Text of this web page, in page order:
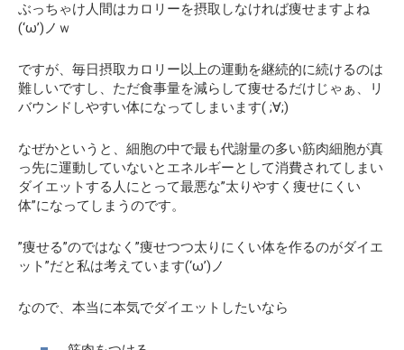
ぶっちゃけ人間はカロリーを摂取しなければ痩せますよね
(‘ω’)ノｗ
ですが、毎日摂取カロリー以上の運動を継続的に続けるのは
難しいですし、ただ食事量を減らして痩せるだけじゃぁ、
リ
バウンドしやすい体になってしまいます( ;∀;)
なぜかというと、細胞の中で最も代謝量の多い筋肉細胞が真
っ先に運動していないとエネルギーとして消費されてしまい
ダイエットする人にとって最悪な”太りやすく痩せにくい
体”になってしまうのです。
”痩せる”のではなく ”痩せつつ太りにくい体を作るのがダイエ
ット”だと私は考えています(‘ω’)ノ
なので、本当に本気でダイエットしたいなら